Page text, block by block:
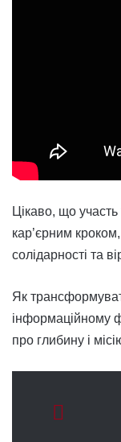
Цікаво, що
кар’єрним
солідарності та
Як
інформаційному
про глибину і